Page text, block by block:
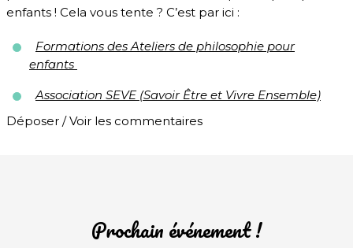
enfants ! Cela vous tente ? C’est par ici :
Formations des Ateliers de philosophie pour
enfants
Association SEVE (Savoir Être et Vivre Ensemble)
Déposer / Voir les commentaires
Prochain événement !